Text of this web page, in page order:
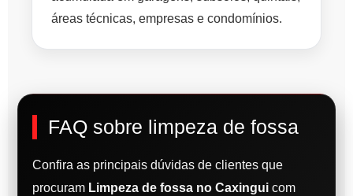
áreas técnicas, empresas e condomínios.
FAQ sobre limpeza de fossa
Confira as principais dúvidas de clientes que
procuram Limpeza de fossa no Caxingui com